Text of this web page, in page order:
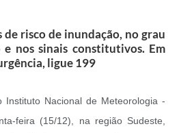
de risco de inundação, no grau
nos sinais constitutivos. Em
ligue 199
Instituto Nacional de Meteorologia -
feira (15/12), na região Sudeste,